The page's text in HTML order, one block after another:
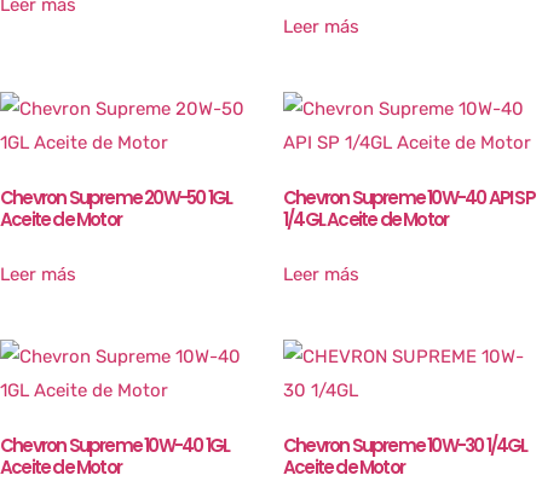
Leer más
Leer más
Chevron Supreme 20W-50 1GL
Aceite de Motor
Leer más
Chevron Supreme 10W-40 API SP
1/4GL Aceite de Motor
Leer más
Chevron Supreme 10W-40 1GL
Aceite de Motor
Chevron Supreme 10W-30 1/4GL
Aceite de Motor